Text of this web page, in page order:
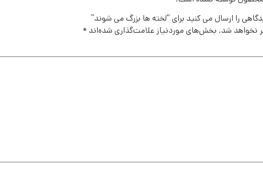
را ارسال می کنید برای “لخته ها بزرگ می شوند”
نخواهد شد. بخش‌های موردنیاز علامت‌گذاری شده‌اند*